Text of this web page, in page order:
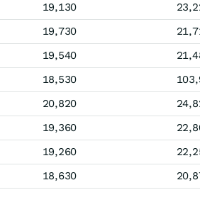
19,130
19,730
19,540
18,530
20,820
19,360
19,260
18,630